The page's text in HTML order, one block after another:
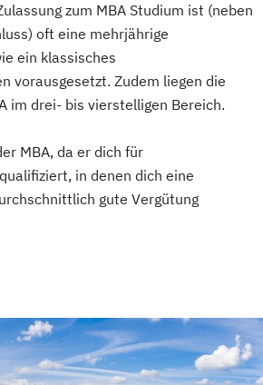
zum MBA Studium ist (neben
oft eine mehrjährige
ein klassisches
vorausgesetzt. Zudem liegen die
im drei- bis vierstelligen Bereich.
MBA, da er dich für
in denen dich eine
gute Vergütung